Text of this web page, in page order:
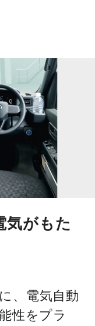
気がもた
、電気自動
性をプラ